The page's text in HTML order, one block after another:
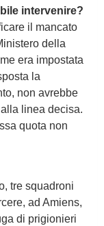
intervenire?
il mancato
della
era impostata
la
non avrebbe
linea decisa.
quota non
tre squadroni
ad Amiens,
di prigionieri